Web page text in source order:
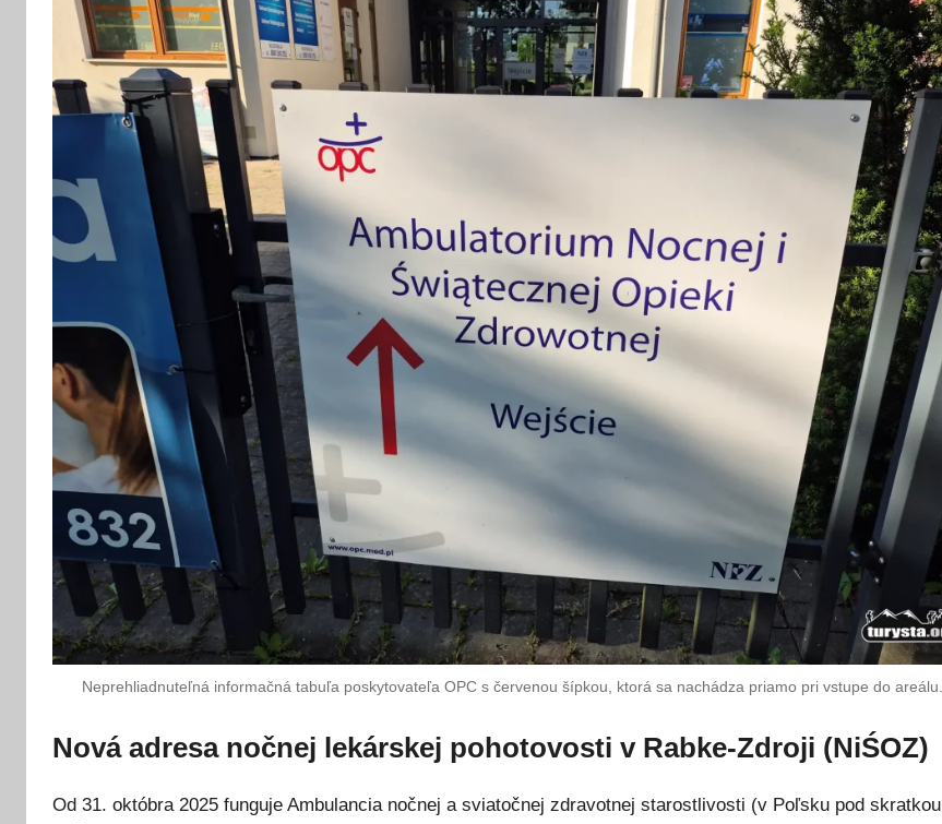
6
Neprehliadnuteľná informačná tabuľa poskytovateľa OPC s červenou šípkou, ktorá sa nachádza priamo pri vstupe do areálu.
Nová adresa nočnej lekárskej pohotovosti v Rabke-Zdroji (NiŚOZ)
Od 31. októbra 2025 funguje Ambulancia nočnej a sviatočnej zdravotnej starostlivosti (v Poľsku pod skratkou